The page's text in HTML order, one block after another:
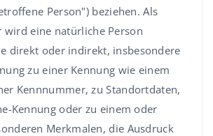
Person") beziehen. Als
eine natürliche Person
direkt oder indirekt, insbesondere
zu einer Kennung wie einem
Kennnummer, zu Standortdaten,
Kennung oder zu einem oder
Merkmalen, die Ausdruck